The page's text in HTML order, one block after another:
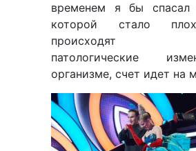
временем я бы спасал
которой стало
происходят
патологические
организме, счет идет на